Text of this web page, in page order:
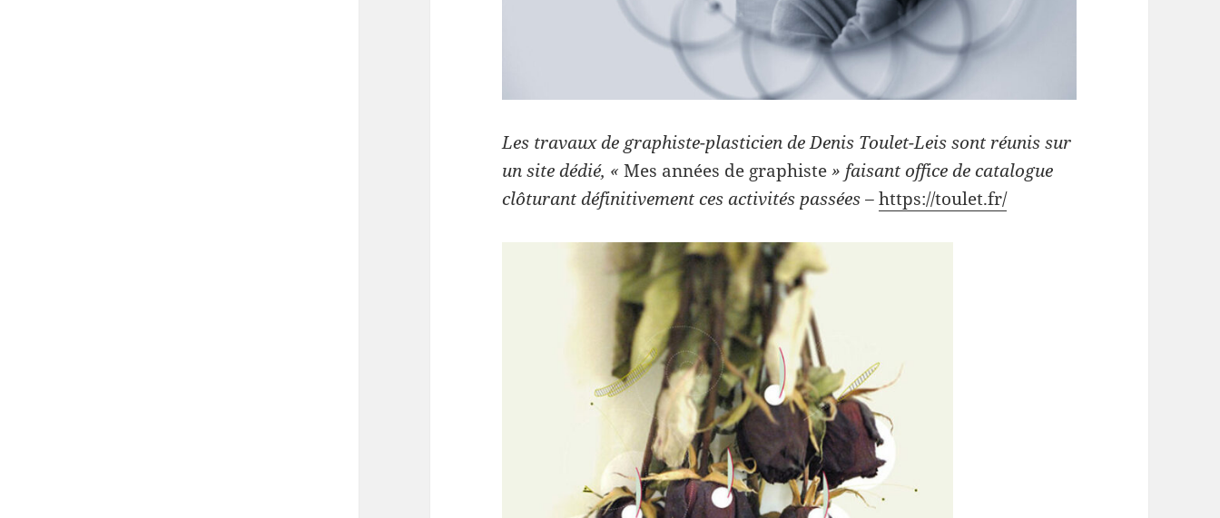
Les travaux de graphiste-plasticien de Denis Toulet-Leis sont réunis sur
un site dédié, «Mes années de graphiste» faisant office de catalogue
clôturant définitivement ces activités passées –https://toulet.fr/